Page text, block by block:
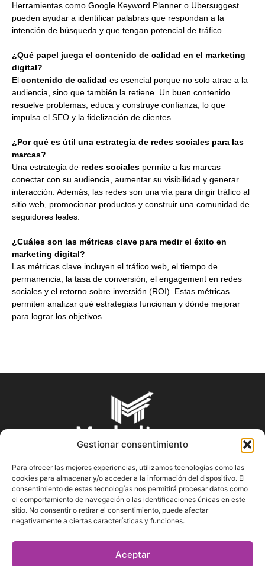
Gestionar consentimiento
Para ofrecer las mejores experiencias, utilizamos tecnologías como las
cookies para almacenar y/o acceder a la información del dispositivo. El
consentimiento de estas tecnologías nos permitirá procesar datos como
el comportamiento de navegación o las identificaciones únicas en este
sitio. No consentir o retirar el consentimiento, puede afectar
negativamente a ciertas características y funciones.
Aceptar
Herramientas como Google Keyword Planner o Ubersuggest
pueden ayudar a identificar palabras que respondan a la
intención de búsqueda y que tengan potencial de tráfico.
¿Qué papel juega el contenido de calidad en el marketing
digital?
El contenido de calidad es esencial porque no solo atrae a la
audiencia, sino que también la retiene. Un buen contenido
resuelve problemas, educa y construye confianza, lo que
impulsa el SEO y la fidelización de clientes.
¿Por qué es útil una estrategia de redes sociales para las
marcas?
Una estrategia de redes sociales permite a las marcas
conectar con su audiencia, aumentar su visibilidad y generar
interacción. Además, las redes son una vía para dirigir tráfico al
sitio web, promocionar productos y construir una comunidad de
seguidores leales.
¿Cuáles son las métricas clave para medir el éxito en
marketing digital?
Las métricas clave incluyen el tráfico web, el tiempo de
permanencia, la tasa de conversión, el engagement en redes
sociales y el retorno sobre inversión (ROI). Estas métricas
permiten analizar qué estrategias funcionan y dónde mejorar
para lograr los objetivos.
SOBRE NOSOTROS
En Marketin.es encontrarás la más actualizada y veraz
información sobre el mundo del marketing; consejos